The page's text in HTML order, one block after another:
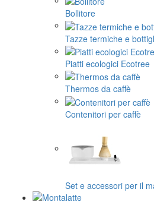
Bollitore
Tazze termiche e
Piatti ecologici Ecotree
Thermos da caffè
Contenitori per caffè
Set e accessori per il